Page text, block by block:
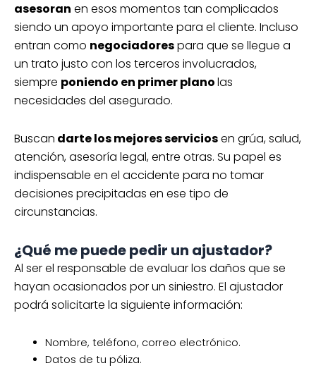
asesoran en esos momentos tan complicados
siendo un apoyo importante para el cliente. Incluso
entran como negociadorespara que se llegue a
un trato justo con los terceros involucrados,
siempre poniendo en primer planolas
necesidades del asegurado.
Buscan darte los mejores serviciosen grúa, salud,
atención, asesoría legal, entre otras. Su papel es
indispensable en el accidente para no tomar
decisiones precipitadas en ese tipo de
circunstancias.
¿Qué me puede pedir un ajustador?
Al ser el responsable de evaluar los daños que se
hayan ocasionados por un siniestro. El ajustador
podrá solicitarte la siguiente información:
Nombre, teléfono, correo electrónico.
Datos de tu póliza.